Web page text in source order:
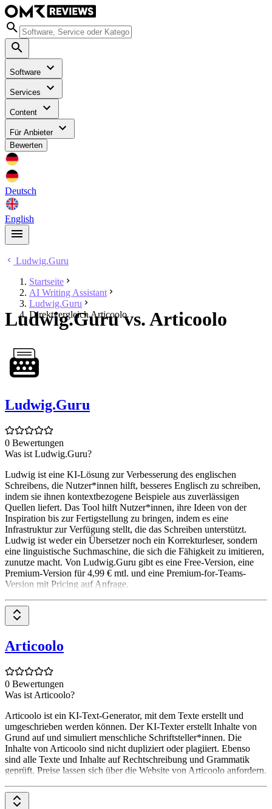
Software
Services
Content
Für Anbieter
Bewerten
Deutsch
English
Ludwig.Guru
Startseite
AI Writing Assistant
Ludwig.Guru
Direktvergleich Articoolo
Ludwig.Guru vs. Articoolo
Ludwig.Guru
0 Bewertungen
Was ist Ludwig.Guru?
Ludwig ist eine KI-Lösung zur Verbesserung des englischen
Schreibens, die Nutzer*innen hilft, besseres Englisch zu schreiben,
indem sie ihnen kontextbezogene Beispiele aus zuverlässigen
Quellen liefert. Das Tool hilft Nutzer*innen, ihre Ideen von der
Inspiration bis zur Fertigstellung zu bringen, indem es eine
Infrastruktur zur Verfügung stellt, die das Schreiben unterstützt.
Ludwig ist weder ein Übersetzer noch ein Korrekturleser, sondern
eine linguistische Suchmaschine, die sich die Fähigkeit zu imitieren,
zunutze macht. Von Ludwig.Guru gibt es eine Free-Version, eine
Premium-Version für 4,99 € mtl. und eine Premium-for-Teams-
Version mit Pricing auf Anfrage.
Articoolo
0 Bewertungen
Was ist Articoolo?
Articoolo ist ein KI-Text-Generator, mit dem Texte erstellt und
umgeschrieben werden können. Der KI-Texter erstellt Inhalte von
Grund auf und simuliert menschliche Schriftsteller*innen. Die
Inhalte von Articoolo sind nicht dupliziert oder plagiiert. Ebenso
sind alle Texte und Inhalte auf Rechtschreibung und Grammatik
geprüft. Preise lassen sich über die Website von Articoolo anfordern.